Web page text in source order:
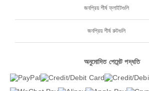
জনপ্রিয় শীর্ষ ফ্লাইটগুলি
জনপ্রিয় শীর্ষ রুটগুলি
অনুমোদিত পেমেন্ট পদ্ধতি